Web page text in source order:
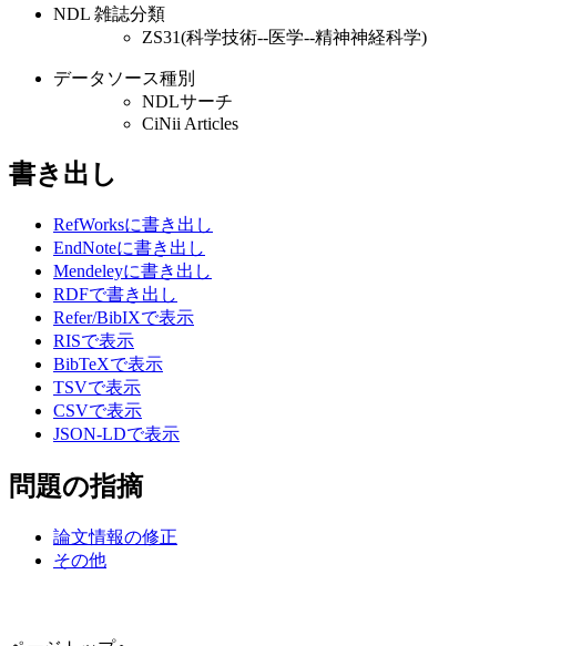
NDL 雑誌分類
ZS31(科学技術--医学--精神神経科学)
データソース種別
NDLサーチ
CiNii Articles
書き出し
RefWorksに書き出し
EndNoteに書き出し
Mendeleyに書き出し
RDFで書き出し
Refer/BibIXで表示
RISで表示
BibTeXで表示
TSVで表示
CSVで表示
JSON-LDで表示
問題の指摘
論文情報の修正
その他